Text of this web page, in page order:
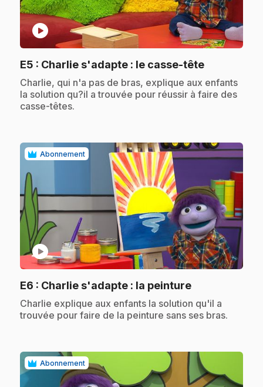
play_circle
E5 : Charlie s'adapte : le casse-tête.
.Charlie, qui n'a pas de bras, explique aux enfants
la solution qu?il a trouvée pour réussir à faire des
casse-têtes.
Abonnement
play_circle
E6 : Charlie s'adapte : la peinture.
.Charlie explique aux enfants la solution qu'il a
trouvée pour faire de la peinture sans ses bras.
Abonnement